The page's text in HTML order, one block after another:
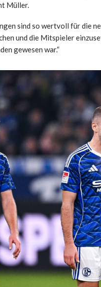
Müller.
sind so wertvoll für die
und die Mitspieler
gewesen war.“